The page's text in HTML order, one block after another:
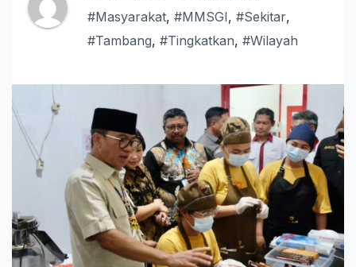
#Masyarakat, #MMSGI, #Sekitar,
#Tambang, #Tingkatkan, #Wilayah